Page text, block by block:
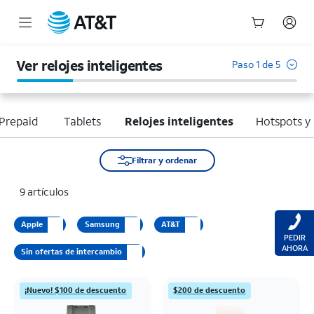
Ver relojes inteligentes Paso 1 de 5
Tablets Relojes inteligentes Hotspots y
Filtrar y ordenar
9 artículos
Apple Samsung AT&T
Sin ofertas de intercambio
¡Nuevo! $100 de descuento $200 de descuento
PEDIR
AHORA